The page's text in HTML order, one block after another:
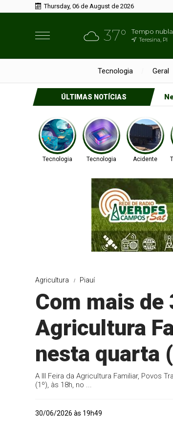
Thursday, 06 de August de 2026
37° Tempo
Teresina, PI
Tecnologia Geral
ÚLTIMAS NOTÍCIAS
Tecnologia Tecnologia Acidente
Agricultura Piauí
Com mais de
Agricultura
nesta quarta
A III Feira da Agricultura Familiar, Povos
(1º), às 18h, no ...
30/06/2026 às 19h49